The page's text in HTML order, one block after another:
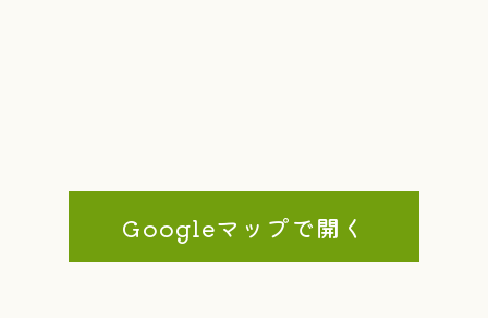
Googleマップで開く